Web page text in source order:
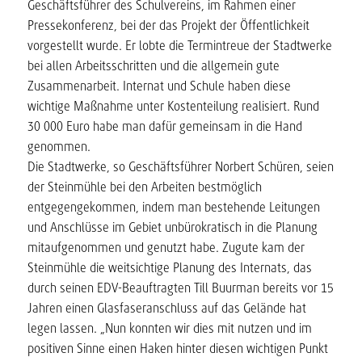
Geschäftsführer des Schulvereins, im Rahmen einer
Pressekonferenz, bei der das Projekt der Öffentlichkeit
vorgestellt wurde. Er lobte die Termintreue der Stadtwerke
bei allen Arbeitsschritten und die allgemein gute
Zusammenarbeit. Internat und Schule haben diese
wichtige Maßnahme unter Kostenteilung realisiert. Rund
30 000 Euro habe man dafür gemeinsam in die Hand
genommen.
Die Stadtwerke, so Geschäftsführer Norbert Schüren, seien
der Steinmühle bei den Arbeiten bestmöglich
entgegengekommen, indem man bestehende Leitungen
und Anschlüsse im Gebiet unbürokratisch in die Planung
mitaufgenommen und genutzt habe. Zugute kam der
Steinmühle die weitsichtige Planung des Internats, das
durch seinen EDV-Beauftragten Till Buurman bereits vor 15
Jahren einen Glasfaseranschluss auf das Gelände hat
legen lassen. „Nun konnten wir dies mit nutzen und im
positiven Sinne einen Haken hinter diesen wichtigen Punkt